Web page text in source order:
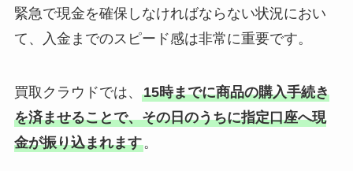
緊急で現金を確保しなければならない状況におい
て、入金までのスピード感は非常に重要です。
買取クラウドでは、 15時までに商品の購入手続き
を済ませることで、その日のうちに指定口座へ現
金が振り込まれます。